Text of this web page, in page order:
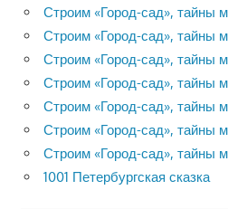
Строим «Город-сад», тайны
Строим «Город-сад», тайны
Строим «Город-сад», тайны
Строим «Город-сад», тайны
Строим «Город-сад», тайны
Строим «Город-сад», тайны
Строим «Город-сад», тайны
1001 Петербургская сказка